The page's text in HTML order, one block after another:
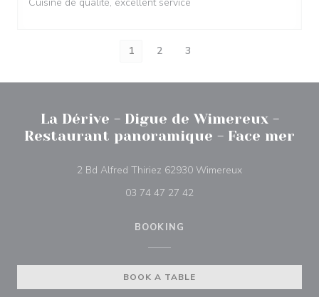
1 2 3
La Dérive - Digue de Wimereux -
Restaurant panoramique - Face mer
2 Bd Alfred Thiriez 62930 Wimereux((opens in a
03 74 47 27 42
BOOKING
BOOK A TABLE